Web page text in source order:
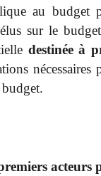
au
sur le
destinée à
acteurs